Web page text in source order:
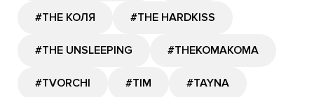
#THE КОЛЯ #THE HARDKISS
#THE UNSLEEPING #THEKOMAKOMA
#TVORCHI #TIM #TAYNA